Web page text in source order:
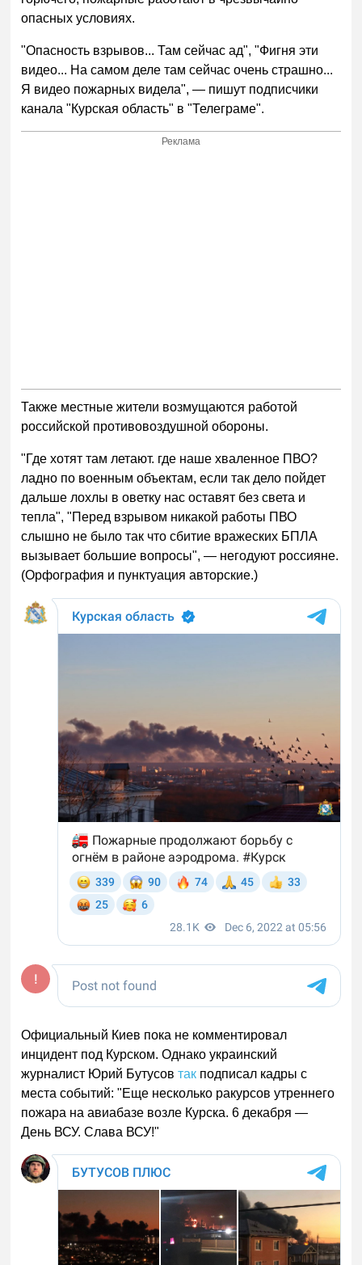
опасных условиях.
"Опасность взрывов... Там сейчас ад", "Фигня эти
видео... На самом деле там сейчас очень страшно...
Я видео пожарных видела", — пишут подписчики
канала "Курская область" в "Телеграме".
Реклама
Также местные жители возмущаются работой
российской противовоздушной обороны.
"Где хотят там летают. где наше хваленное ПВО?
ладно по военным объектам, если так дело пойдет
дальше лохлы в оветку нас оставят без света и
тепла", "Перед взрывом никакой работы ПВО
слышно не было так что сбитие вражеских БПЛА
вызывает большие вопросы", — негодуют россияне.
(Орфография и пунктуация авторские.)
Официальный Киев пока не комментировал
инцидент под Курском. Однако украинский
журналист Юрий Бутусовтак подписал кадры с
места событий: "Еще несколько ракурсов утреннего
пожара на авиабазе возле Курска. 6 декабря —
День ВСУ. Слава ВСУ!"